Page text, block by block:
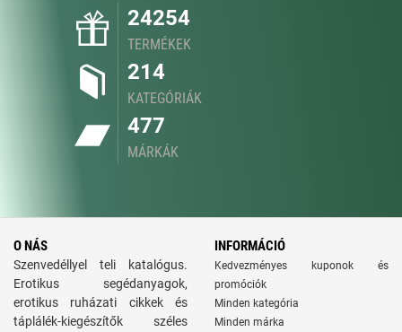
24254
TERMÉKEK
214
KATEGÓRIÁK
477
MÁRKÁK
O NÁS
Szenvedéllyel teli katalógus.
Erotikus segédanyagok,
erotikus ruházati cikkek és
táplálék-kiegészítők széles
INFORMÁCIÓ
Kedvezményes kuponok és
promóciók
Minden kategória
Minden márka